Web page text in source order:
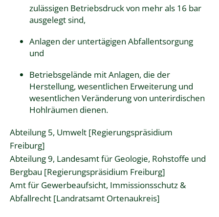
zulässigen Betriebsdruck von mehr als 16 bar
ausgelegt sind,
Anlagen der untertägigen Abfallentsorgung
und
Betriebsgelände mit Anlagen, die der
Herstellung, wesentlichen Erweiterung und
wesentlichen Veränderung von unterirdischen
Hohlräumen dienen.
Abteilung 5, Umwelt [Regierungspräsidium
Freiburg]
Abteilung 9, Landesamt für Geologie, Rohstoffe und
Bergbau [Regierungspräsidium Freiburg]
Amt für Gewerbeaufsicht, Immissionsschutz &
Abfallrecht [Landratsamt Ortenaukreis]